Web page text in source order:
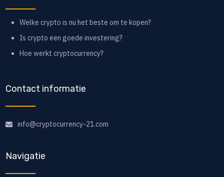
Welke crypto is nu het beste om te kopen?
Is crypto een goede investering?
Hoe werkt cryptocurrency?
Contact informatie
info@cryptocurrency-21.com
Navigatie